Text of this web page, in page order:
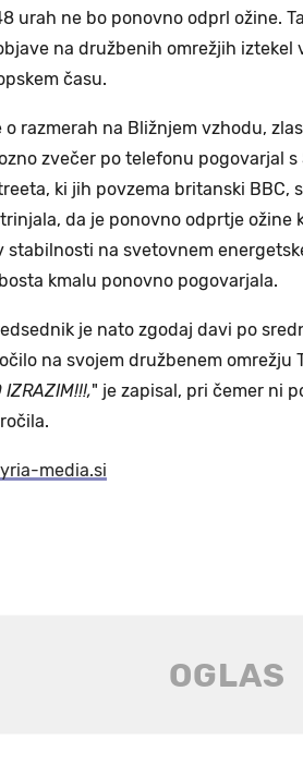
urah ne bo ponovno odprl ožine.
na družbenih omrežjih iztekel
času.
o razmerah na Bližnjem vzhodu,
zvečer po telefonu pogovarjal
ki jih povzema britanski BBC,
da je ponovno odprtje ožine
stabilnosti na svetovnem
kmalu ponovno pogovarjala.
je nato zgodaj davi po
na svojem družbenem omrežju
IZRAZIM!!!," je zapisal, pri čemer ni
media.si